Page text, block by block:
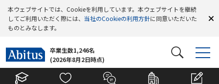
本ウェブサイトでは、Cookieを利用しています。本ウェブサイトを継続
してご利用いただく際には、 当社のCookieの利用方針に同意いただいた
ものとみなします。
卒業生数1,246名
(2026年8月2日時点)